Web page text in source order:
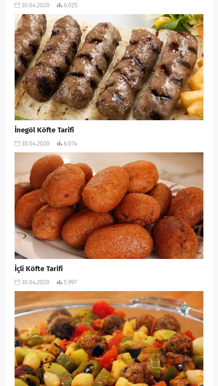
30.04.2020 6.025
İnegöl Köfte Tarifi
30.04.2020 6.074
İçli Köfte Tarifi
30.04.2020 5.997